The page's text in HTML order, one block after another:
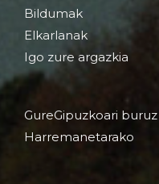
Bildumak
Elkarlanak
Igo zure argazkia
GureGipuzkoari buruz
Harremanetarako